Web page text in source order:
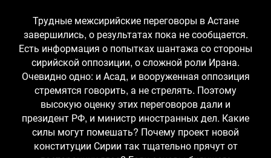
Трудные межсирийские переговоры в Астане
завершились, о результатах пока не сообщается.
Есть информация о попытках шантажа со стороны
сирийской оппозиции, о сложной роли Ирана.
Очевидно одно: и Асад, и вооруженная оппозиция
стремятся говорить, а не стрелять. Поэтому
высокую оценку этих переговоров дали и
президент РФ, и министр иностранных дел. Какие
силы могут помешать? Почему проект новой
конституции Сирии так тщательно прячут от